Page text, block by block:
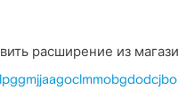
расширение из